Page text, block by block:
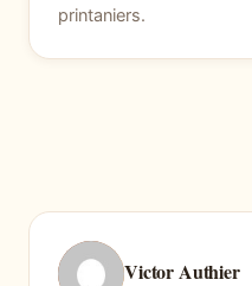
printaniers.
Victor Authier